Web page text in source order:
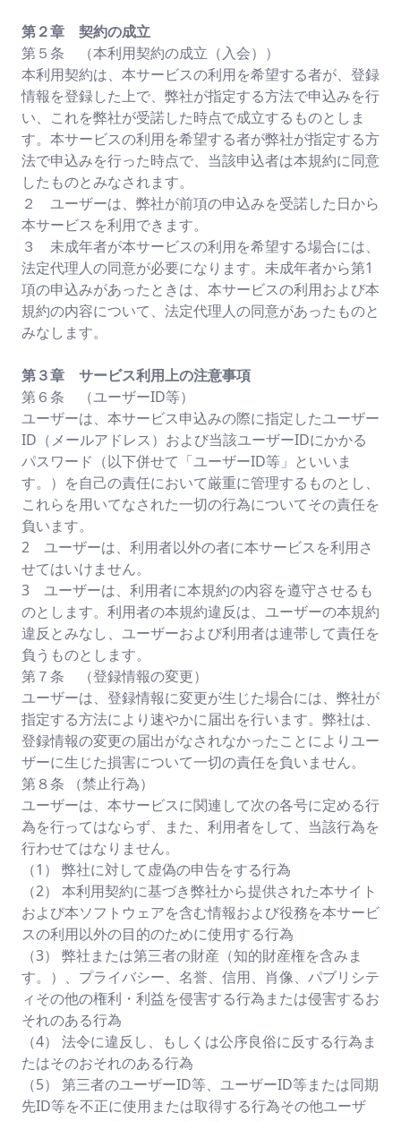
第２章 契約の成立
第５条 （本利用契約の成立（入会））
本利用契約は、本サービスの利用を希望する者が、登録
情報を登録した上で、弊社が指定する方法で申込みを行
い、これを弊社が受諾した時点で成立するものとしま
す。本サービスの利用を希望する者が弊社が指定する方
法で申込みを行った時点で、当該申込者は本規約に同意
したものとみなされます。
２ ユーザーは、弊社が前項の申込みを受諾した日から
本サービスを利用できます。
３ 未成年者が本サービスの利用を希望する場合には、
法定代理人の同意が必要になります。未成年者から第1
項の申込みがあったときは、本サービスの利用および本
規約の内容について、法定代理人の同意があったものと
みなします。
第３章 サービス利用上の注意事項
第６条 （ユーザーID等）
ユーザーは、本サービス申込みの際に指定したユーザー
ID（メールアドレス）および当該ユーザーIDにかかる
パスワード（以下併せて「ユーザーID等」といいま
す。）を自己の責任において厳重に管理するものとし、
これらを用いてなされた一切の行為についてその責任を
負います。
2 ユーザーは、利用者以外の者に本サービスを利用さ
せてはいけません。
3 ユーザーは、利用者に本規約の内容を遵守させるも
のとします。利用者の本規約違反は、ユーザーの本規約
違反とみなし、ユーザーおよび利用者は連帯して責任を
負うものとします。
第７条 （登録情報の変更）
ユーザーは、登録情報に変更が生じた場合には、弊社が
指定する方法により速やかに届出を行います。弊社は、
登録情報の変更の届出がなされなかったことによりユー
ザーに生じた損害について一切の責任を負いません。
第８条 （禁止行為）
ユーザーは、本サービスに関連して次の各号に定める行
為を行ってはならず、また、利用者をして、当該行為を
行わせてはなりません。
（1） 弊社に対して虚偽の申告をする行為
（2） 本利用契約に基づき弊社から提供された本サイト
および本ソフトウェアを含む情報および役務を本サービ
スの利用以外の目的のために使用する行為
（3） 弊社または第三者の財産（知的財産権を含みま
す。）、プライバシー、名誉、信用、肖像、パブリシテ
ィその他の権利・利益を侵害する行為または侵害するお
それのある行為
（4） 法令に違反し、もしくは公序良俗に反する行為ま
たはそのおそれのある行為
（5） 第三者のユーザーID等、ユーザーID等または同期
先ID等を不正に使用または取得する行為その他ユーザ